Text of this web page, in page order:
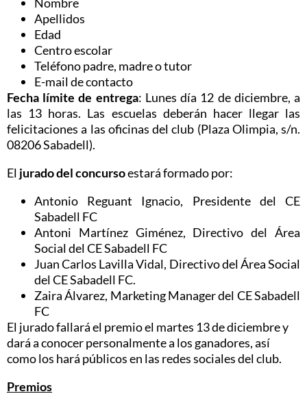
Apellidos
Edad
Centro escolar
Teléfono padre, madre o tutor
E-mail de contacto
Fecha límite de entrega: Lunes día 12 de diciembre, a
las 13 horas. Las escuelas deberán hacer llegar las
felicitaciones a las oficinas del club (Plaza Olimpia, s/n.
08206 Sabadell).
El jurado del concursoestará formado por:
Antonio Reguant Ignacio, Presidente del CE
Sabadell FC
Antoni Martínez Giménez, Directivo del Área
Social del CE Sabadell FC
Juan Carlos Lavilla Vidal, Directivo del Área Social
del CE Sabadell FC.
Zaira Álvarez, Marketing Manager del CE Sabadell
FC
El jurado fallará el premio el martes 13 de diciembre y
dará a conocer personalmente a los ganadores, así
como los hará públicos en las redes sociales del club.
Premios